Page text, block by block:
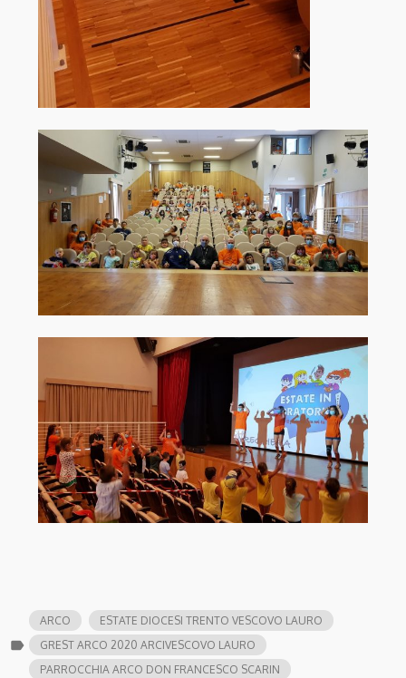
label
ARCO
ESTATE DIOCESI TRENTO VESCOVO LAURO
GREST ARCO 2020 ARCIVESCOVO LAURO
PARROCCHIA ARCO DON FRANCESCO SCARIN